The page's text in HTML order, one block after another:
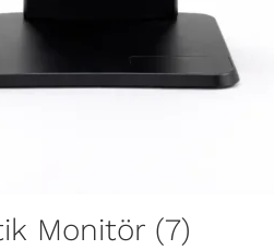
Monitör (7)